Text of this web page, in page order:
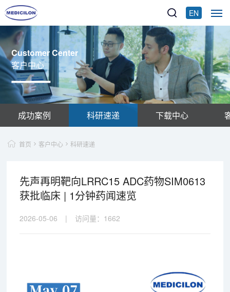
EN
Customer Center
客户中心
成功案例 科研速递 下载中心
首页 客户中心 科研速递
先声再明靶向LRRC15 ADC药物SIM0613
获批临床 | 1分钟药闻速览
2026-05-06 | 访问量： 1662